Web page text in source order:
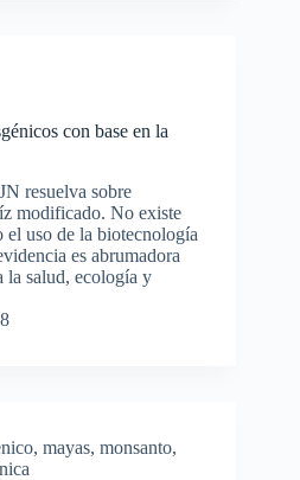
con base en la
resuelva sobre
modificado. No existe
el uso de la biotecnología
es abrumadora
la salud, ecología y
, mayas, monsanto,